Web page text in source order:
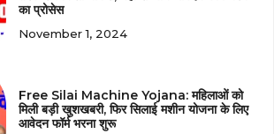
का प्रोसेस
November 1, 2024
Free Silai Machine Yojana: महिलाओं को
मिली बड़ी खुशखबरी, फिर सिलाई मशीन योजना के लिए
आवेदन फॉर्म भरना शुरू